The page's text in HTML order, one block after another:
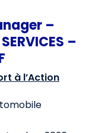
–
–
à l’Action